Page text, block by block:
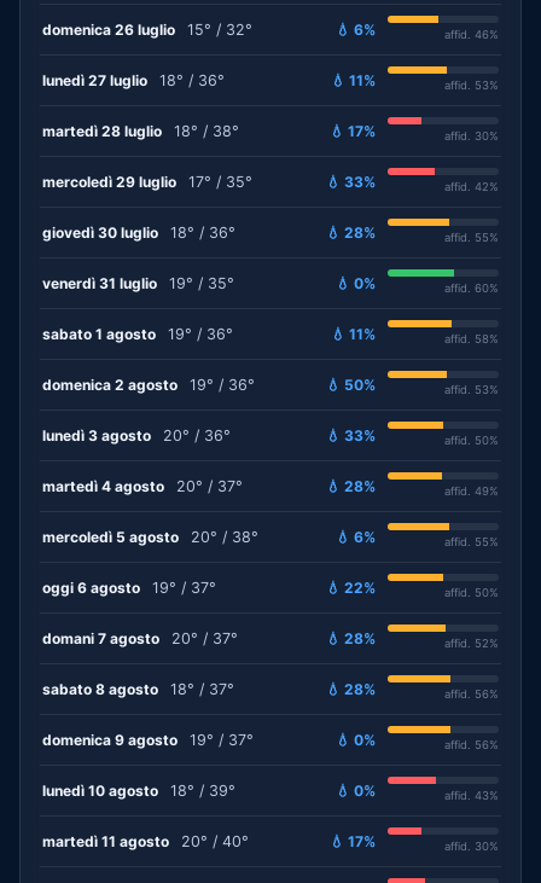
domenica 26 luglio 15° / 32° 💧 6% affid. 46%
lunedì 27 luglio 18° / 36° 💧 11% affid. 53%
martedì 28 luglio 18° / 38° 💧 17% affid. 30%
mercoledì 29 luglio 17° / 35° 💧 33% affid. 42%
giovedì 30 luglio 18° / 36° 💧 28% affid. 55%
venerdì 31 luglio 19° / 35° 💧 0% affid. 60%
sabato 1 agosto 19° / 36° 💧 11% affid. 58%
domenica 2 agosto 19° / 36° 💧 50% affid. 53%
lunedì 3 agosto 20° / 36° 💧 33% affid. 50%
martedì 4 agosto 20° / 37° 💧 28% affid. 49%
mercoledì 5 agosto 20° / 38° 💧 6% affid. 55%
oggi 6 agosto 19° / 37° 💧 22% affid. 50%
domani 7 agosto 20° / 37° 💧 28% affid. 52%
sabato 8 agosto 18° / 37° 💧 28% affid. 56%
domenica 9 agosto 19° / 37° 💧 0% affid. 56%
lunedì 10 agosto 18° / 39° 💧 0% affid. 43%
martedì 11 agosto 20° / 40° 💧 17% affid. 30%